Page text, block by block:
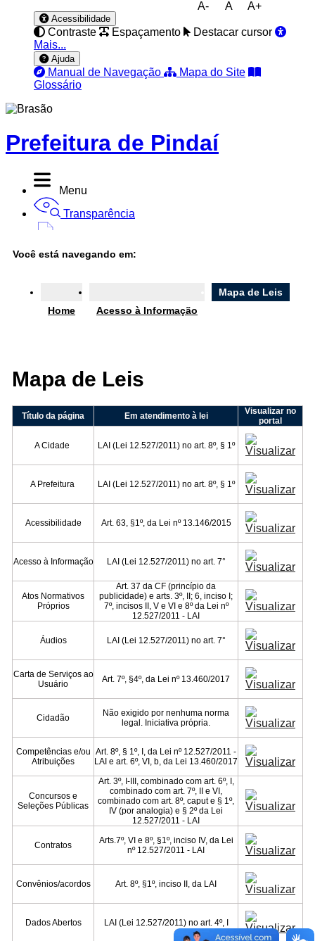
A- A A+
Acessibilidade
Contraste Espaçamento
Destacar cursor
Mais...
Ajuda
Manual de Navegação
Mapa do Site
Glossário
Prefeitura de Pindaí
Menu
Transparência
Ouvidoria
e-SIC
Filtrar por todos
Cidadão
Notícias
Secretarias
Servidor
Turistas
Videos
Fale conosco
Fale conosco
Nome*
E-mail*
Cidade/Estado
Assunto*
Ao iniciar um contato, você concorda com aPolítica de
privacidade
Você está navegando em:
Home Acesso à Informação
Mapa de Leis
Mapa de Leis
Título da página Em atendimento à lei
Visualizar no
portal
A Cidade LAI (Lei 12.527/2011) no art. 8º, § 1º
A Prefeitura LAI (Lei 12.527/2011) no art. 8º, § 1º
Acessibilidade Art. 63, §1º, da Lei nº 13.146/2015
Acesso à Informação LAI (Lei 12.527/2011) no art. 7°
Atos Normativos
Próprios
Art. 37 da CF (princípio da
publicidade) e arts. 3º, II; 6, inciso I;
7º, incisos II, V e VI e 8º da Lei nº
12.527/2011 - LAI
Áudios LAI (Lei 12.527/2011) no art. 7°
Carta de Serviços ao
Usuário
Art. 7º, §4º, da Lei nº 13.460/2017
Cidadão
Não exigido por nenhuma norma
legal. Iniciativa própria.
Competências e/ou
Atribuições
Art. 8º, § 1º, I, da Lei nº 12.527/2011 -
LAI e art. 6º, VI, b, da Lei 13.460/2017
Concursos e
Seleções Públicas
Art. 3º, I-III, combinado com art. 6º, I,
combinado com art. 7º, II e VI,
combinado com art. 8º, caput e § 1º,
IV (por analogia) e § 2º da Lei
12.527/2011 - LAI
Contratos
Arts.7º, VI e 8º, §1º, inciso IV, da Lei
nº 12.527/2011 - LAI
Convênios/acordos Art. 8º, §1º, inciso II, da LAI
Dados Abertos LAI (Lei 12.527/2011) no art. 4º, I